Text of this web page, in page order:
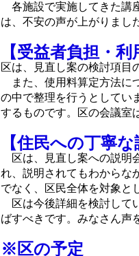
各施設で実施してきた講
は、不安の声が上がりまし
【受益者負担・利
区は、見直し案の検討項目
また、使用料算定方法に
の中で整理を行うとしてい
するものです。区の会議室
【住民への丁寧な
区は、見直し案への説明
れ、説明されてもわからな
でなく、区民全体を対象と
区は今後詳細を検討して
ばすべきです。みなさん声
※区の予定